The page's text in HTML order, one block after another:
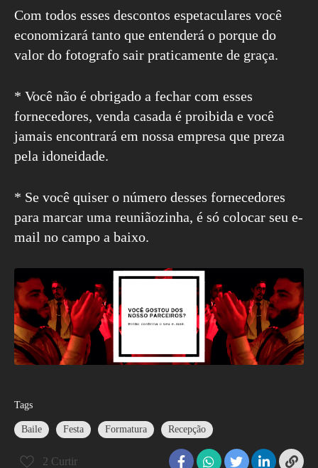
Com todos esses descontos espetaculares você
economizará tanto que entenderá o porque do
valor do fotografo sair praticamente de graça.
* Você não é obrigado a fechar com esses
fornecedores, venda casada é proibida e você
jamais encontrará em nossa empresa que preza
pela idoneidade.
* Se você quiser o número desses fornecedores
para marcar uma reuniãozinha, é só colocar seu e-
mail no campo a baixo.
Tags
Baile Festa Formatura Recepção
2 Curtir